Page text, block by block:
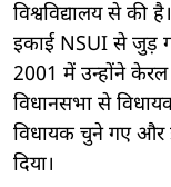
विश्वविद्यालय से की
इकाई NSUI से जुड़
2001 में उन्होंने
विधानसभा से
विधायक चुने गए और
दिया।